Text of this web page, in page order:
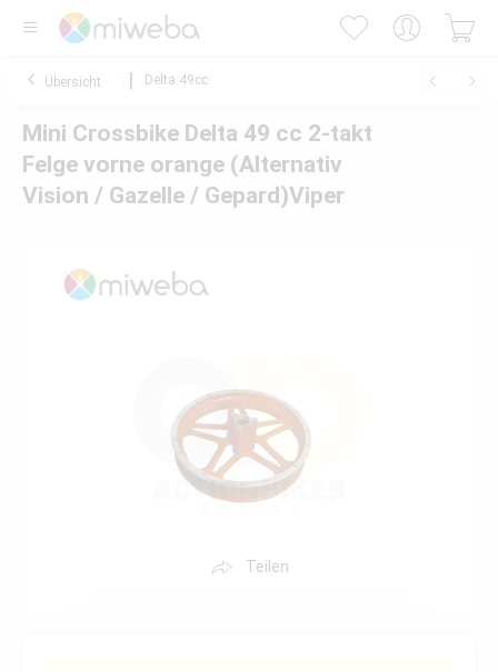
Übersicht Delta 49cc
Mini Crossbike Delta 49 cc 2-takt
Felge vorne orange (Alternativ
Vision / Gazelle / Gepard)Viper
Teilen